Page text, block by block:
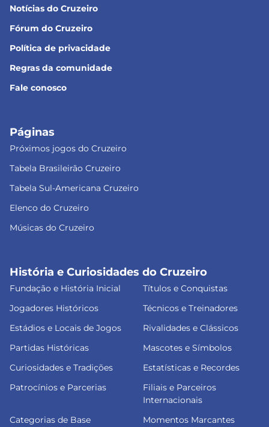
Notícias do Cruzeiro
Fórum do Cruzeiro
Política de privacidade
Regras da comunidade
Fale conosco
Páginas
Próximos jogos do Cruzeiro
Tabela Brasileirão Cruzeiro
Tabela Sul-Americana Cruzeiro
Elenco do Cruzeiro
Músicas do Cruzeiro
História e Curiosidades do Cruzeiro
Fundação e História Inicial
Títulos e Conquistas
Jogadores Históricos
Técnicos e Treinadores
Estádios e Locais de Jogos
Rivalidades e Clássicos
Partidas Históricas
Mascotes e Símbolos
Curiosidades e Tradições
Estatísticas e Recordes
Patrocínios e Parcerias
Filiais e Parceiros
Internacionais
Categorias de Base
Momentos Marcantes